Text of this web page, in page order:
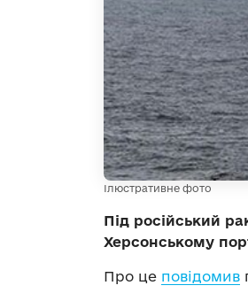
Ілюстративне фото
Під російський
Херсонському
Про це повідомив